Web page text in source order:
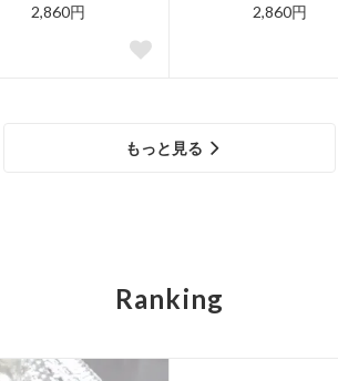
2,860円 2,860円
もっと見る
Ranking